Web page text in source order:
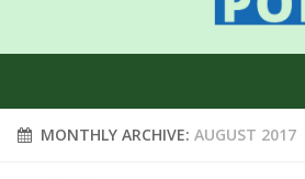
About us
MONTHLY ARCHIVE: AUGUST 2017